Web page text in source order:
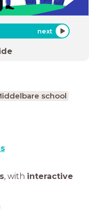
next
school
, with interactive